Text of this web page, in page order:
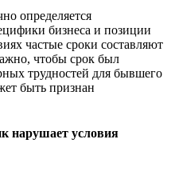
определяется
бизнеса и позиции
частые сроки составляют
чтобы срок был
трудностей для бывшего
быть признан
нарушает условия